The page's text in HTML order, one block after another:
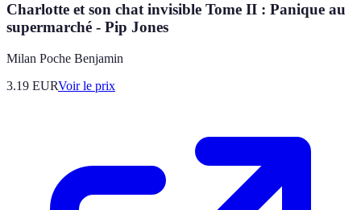
Charlotte et son chat invisible Tome II : Panique au
supermarché - Pip Jones
Milan Poche Benjamin
3.19 EURVoir le prix